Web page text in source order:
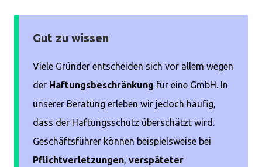
Gut zu wissen
Viele Gründer entscheiden sich vor allem wegen
der Haftungsbeschränkung für eine GmbH. In
unserer Beratung erleben wir jedoch häufig,
dass der Haftungsschutz überschätzt wird.
Geschäftsführer können beispielsweise bei
Pflichtverletzungen, verspäteter